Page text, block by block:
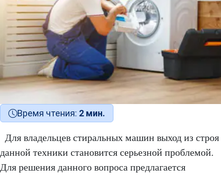
Время чтения: 2 мин.
Для владельцев стиральных машин выход из строя
данной техники становится серьезной проблемой.
Для решения данного вопроса предлагается